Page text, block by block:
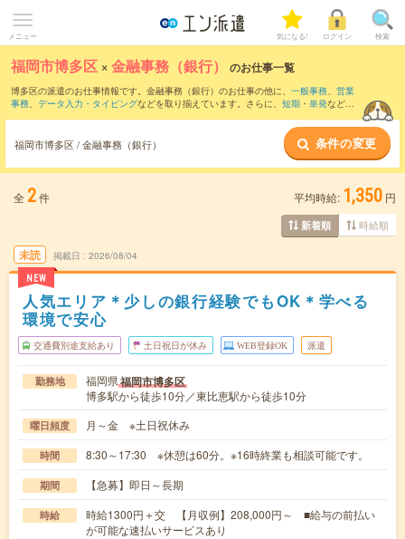
メニュー 気になる! ログイン 検索
福岡市博多区 ×金融事務（銀行） のお仕事一覧
博多区の派遣のお仕事情報です。金融事務（銀行）のお仕事の他に、 一般事務、 営業
事務、 データ入力・タイピングなどを取り揃えています。さらに、 短期 ・ 単発などの
福岡市博多区 / 金融事務（銀行） 条件の変更
全 2件 平均時給: 1,350 円
新着順 時給順
未読
NEW
掲載日 2026/08/04
人気エリア＊少しの銀行経験でもOK＊学べる
環境で安心
交通費別途支給あり 土日祝日が休み WEB登録OK 派遣
勤務地 福岡県福岡市博多区
博多駅から徒歩10分／東比恵駅から徒歩10分
曜日頻度 月～金 ※土日祝休み
時間 8:30～17:30 ※休憩は60分。※16時終業も相談可能です。
期間 【急募】即日～長期
時給
時給1300円＋交 【月収例】208,000円～ ■給与の前払い
が可能な速払いサービスあり